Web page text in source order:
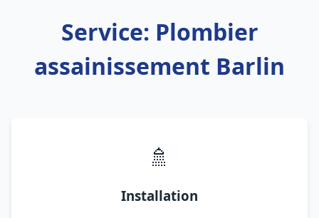
Service: Plombier
assainissement Barlin
🚿
Installation